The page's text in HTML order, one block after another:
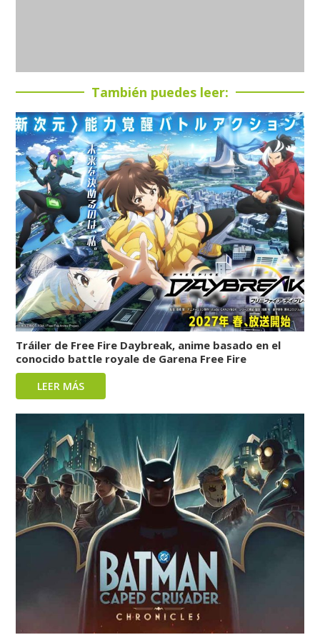
También puedes leer:
Tráiler de Free Fire Daybreak, anime basado en el
conocido battle royale de Garena Free Fire
LEER MÁS